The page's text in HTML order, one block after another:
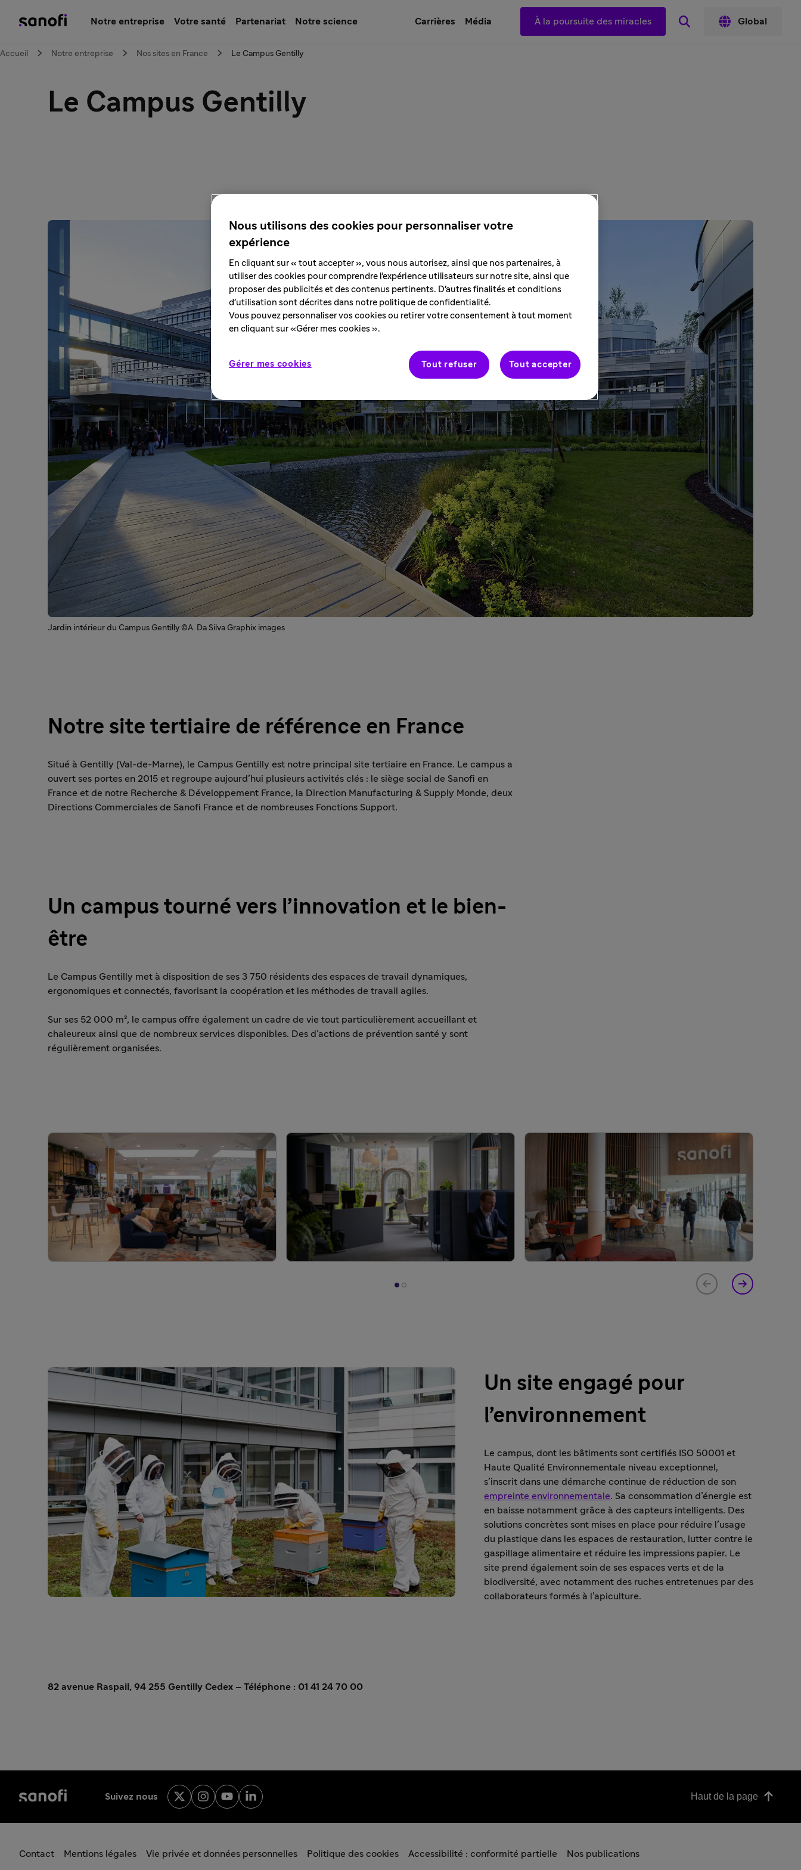
Notre entreprise Votre santé Partenariat Notre science Carrières Média À la poursuite des miracles Global
Accueil Notre entreprise Nos sites en France Le Campus Gentilly
Le Campus Gentilly
Jardin intérieur du Campus Gentilly ©A. Da Silva Graphix images
Notre site tertiaire de référence en France
Situé à Gentilly (Val-de-Marne), le Campus Gentilly est notre principal site tertiaire en France. Le campus a
ouvert ses portes en 2015 et regroupe aujourd’hui plusieurs activités clés : le siège social de Sanofi en
France et de notre Recherche & Développement France, la Direction Manufacturing & Supply Monde, deux
Directions Commerciales de Sanofi France et de nombreuses Fonctions Support.
Un campus tourné vers l’innovation et le bien-
être
Le Campus Gentilly met à disposition de ses 3 750 résidents des espaces de travail dynamiques,
ergonomiques et connectés, favorisant la coopération et les méthodes de travail agiles.
Sur ses 52 000 m², le campus offre également un cadre de vie tout particulièrement accueillant et
chaleureux ainsi que de nombreux services disponibles. Des d’actions de prévention santé y sont
régulièrement organisées.
Un site engagé pour
l’environnement
Le campus, dont les bâtiments sont certifiés ISO 50001 et
Haute Qualité Environnementale niveau exceptionnel,
s’inscrit dans une démarche continue de réduction de son
empreinte environnementale. Sa consommation d’énergie est
en baisse notamment grâce à des capteurs intelligents. Des
solutions concrètes sont mises en place pour réduire l’usage
du plastique dans les espaces de restauration, lutter contre le
gaspillage alimentaire et réduire les impressions papier. Le
site prend également soin de ses espaces verts et de la
biodiversité, avec notamment des ruches entretenues par des
collaborateurs formés à l’apiculture.
82 avenue Raspail, 94 255 Gentilly Cedex – Téléphone : 01 41 24 70 00
Suivez nous Haut de la page
Contact Mentions légales Vie privée et données personnelles Politique des cookies Accessibilité : conformité partielle Nos publications
Nous utilisons des cookies pour personnaliser votre
expérience
En cliquant sur « tout accepter », vous nous autorisez, ainsi que nos partenaires, à
utiliser des cookies pour comprendre l’expérience utilisateurs sur notre site, ainsi que
proposer des publicités et des contenus pertinents. D'autres finalités et conditions
d'utilisation sont décrites dans notre politique de confidentialité.
Vous pouvez personnaliser vos cookies ou retirer votre consentement à tout moment
en cliquant sur «Gérer mes cookies ».
Gérer mes cookies Tout refuser Tout accepter